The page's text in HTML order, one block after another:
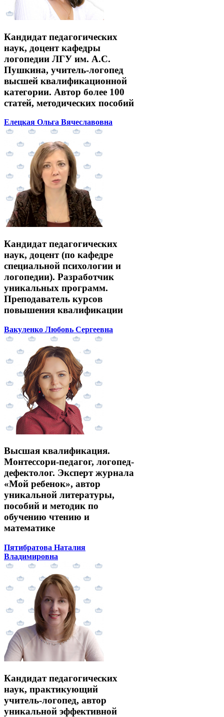
Кандидат педагогических
наук, доцент кафедры
логопедии ЛГУ им. А.С.
Пушкина, учитель-логопед
высшей квалификационной
категории. Автор более 100
статей, методических пособий
Елецкая Ольга Вячеславовна
Кандидат педагогических
наук, доцент (по кафедре
специальной психологии и
логопедии). Разработчик
уникальных программ.
Преподаватель курсов
повышения квалификации
Вакуленко Любовь Сергеевна
Высшая квалификация.
Монтессори-педагог, логопед-
дефектолог. Эксперт журнала
«Мой ребенок», автор
уникальной литературы,
пособий и методик по
обучению чтению и
математике
Пятибратова Наталия
Владимировна
Кандидат педагогических
наук, практикующий
учитель-логопед, автор
уникальной эффективной